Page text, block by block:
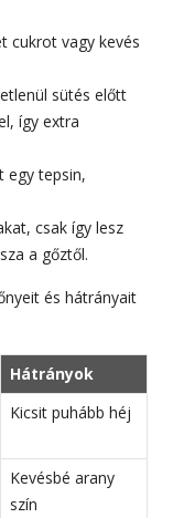
cukrot vagy kevés
sütés előtt
így extra
egy tepsin,
csak így lesz
a gőztől.
és hátrányait
Hátrányok
Kicsit puhább héj
Kevésbé arany
szín